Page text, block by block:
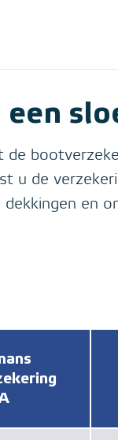
de
u de
en